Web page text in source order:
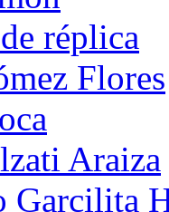
réplica
Flores
Araiza
Garcilita